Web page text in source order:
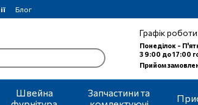
Блог
Графік
Понеділок -
З 9:00 до 17:00
Прийом
Швейна
Запчастини та